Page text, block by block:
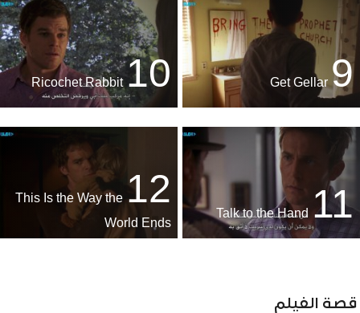
9
Get Gellar
10
Ricochet Rabbit
11
12
This Is the Way the
World Ends
قصة الفيلم